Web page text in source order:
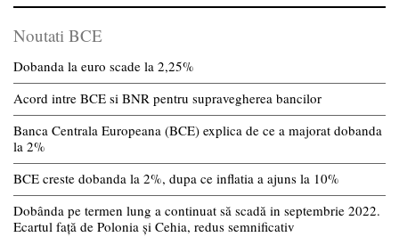
Noutati BCE
Dobanda la euro scade la 2,25%
Acord intre BCE si BNR pentru supravegherea bancilor
Banca Centrala Europeana (BCE) explica de ce a majorat dobanda
la 2%
BCE creste dobanda la 2%, dupa ce inflatia a ajuns la 10%
Dobânda pe termen lung a continuat să scadă in septembrie 2022.
Ecartul față de Polonia și Cehia, redus semnificativ